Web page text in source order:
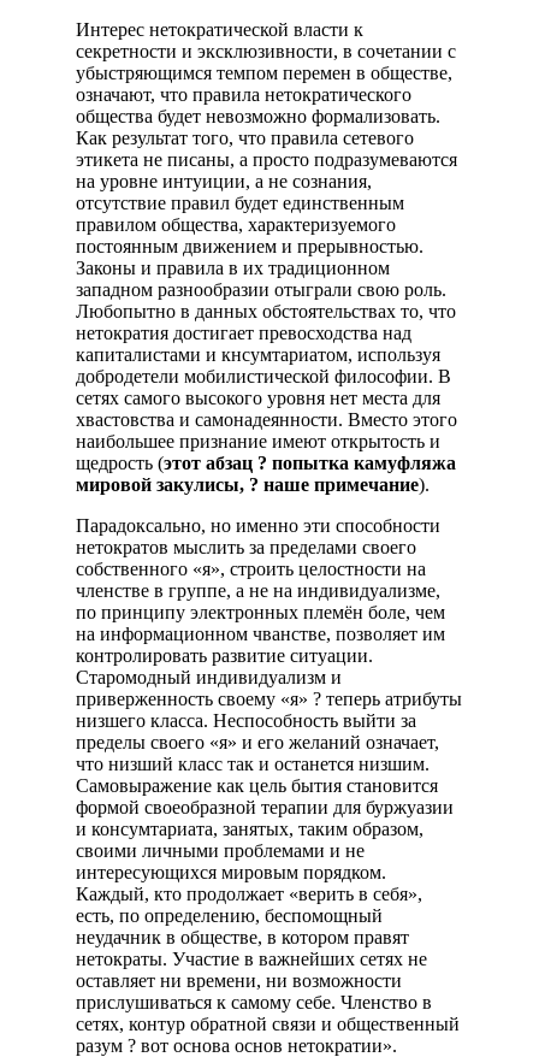
Интерес нетократической власти к
секретности и эксклюзивности, в сочетании с
убыстряющимся темпом перемен в обществе,
означают, что правила нетократического
общества будет невозможно формализовать.
Как результат того, что правила сетевого
этикета не писаны, а просто подразумеваются
на уровне интуиции, а не сознания,
отсутствие правил будет единственным
правилом общества, характеризуемого
постоянным движением и прерывностью.
Законы и правила в их традиционном
западном разнообразии отыграли свою роль.
Любопытно в данных обстоятельствах то, что
нетократия достигает превосходства над
капиталистами и кнсумтариатом, используя
добродетели мобилистической философии. В
сетях самого высокого уровня нет места для
хвастовства и самонадеянности. Вместо этого
наибольшее признание имеют открытость и
щедрость (этот абзац ? попытка камуфляжа
мировой закулисы, ? наше примечание).
Парадоксально, но именно эти способности
нетократов мыслить за пределами своего
собственного «я», строить целостности на
членстве в группе, а не на индивидуализме,
по принципу электронных племён боле, чем
на информационном чванстве, позволяет им
контролировать развитие ситуации.
Старомодный индивидуализм и
приверженность своему «я» ? теперь атрибуты
низшего класса. Неспособность выйти за
пределы своего «я» и его желаний означает,
что низший класс так и останется низшим.
Самовыражение как цель бытия становится
формой своеобразной терапии для буржуазии
и консумтариата, занятых, таким образом,
своими личными проблемами и не
интересующихся мировым порядком.
Каждый, кто продолжает «верить в себя»,
есть, по определению, беспомощный
неудачник в обществе, в котором правят
нетократы. Участие в важнейших сетях не
оставляет ни времени, ни возможности
прислушиваться к самому себе. Членство в
сетях, контур обратной связи и общественный
разум ? вот основа основ нетократии».